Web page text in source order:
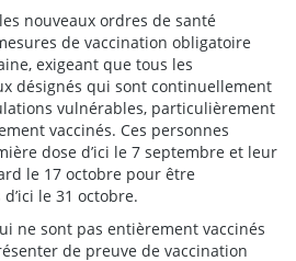
nouveaux ordres de santé
de vaccination obligatoire
exigeant que tous les
désignés qui sont continuellement
vulnérables, particulièrement
vaccinés. Ces personnes
dose d’ici le 7 septembre et leur
le 17 octobre pour être
le 31 octobre.
ne sont pas entièrement vaccinés
de preuve de vaccination